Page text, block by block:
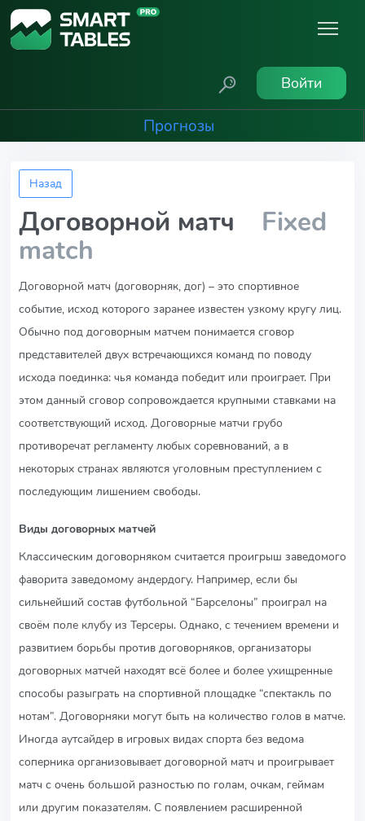
Войти
Прогнозы
Назад
Договорной матч
Fixed
match
Договорной матч (договорняк, дог) – это спортивное
событие, исход которого заранее известен узкому кругу лиц.
Обычно под договорным матчем понимается сговор
представителей двух встречающихся команд по поводу
исхода поединка: чья команда победит или проиграет. При
этом данный сговор сопровождается крупными ставками на
соответствующий исход. Договорные матчи грубо
противоречат регламенту любых соревнований, а в
некоторых странах являются уголовным преступлением с
последующим лишением свободы.
Виды договорных матчей
Классическим договорняком считается проигрыш заведомого
фаворита заведомому андердогу. Например, если бы
сильнейший состав футбольной “Барселоны” проиграл на
своём поле клубу из Терсеры. Однако, с течением времени и
развитием борьбы против договорняков, организаторы
договорных матчей находят всё более и более ухищренные
способы разыграть на спортивной площадке “спектакль по
нотам”. Договорняки могут быть на количество голов в матче.
Иногда аутсайдер в игровых видах спорта без ведома
соперника организовывает договорной матч и проигрывает
матч с очень большой разностью по голам, очкам, геймам
или другим показателям. С появлением расширенной